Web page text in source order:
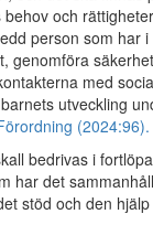
och
person som har
genomföra
med
utveckling
(2024:96).
bedrivas i
har det
stöd och den